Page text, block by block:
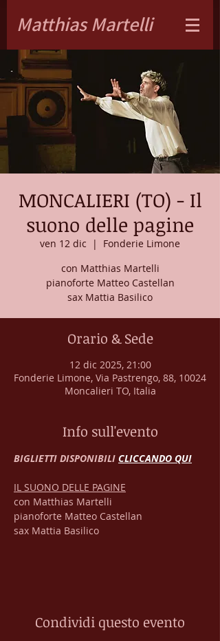
Matthias Martelli
MONCALIERI (TO) - Il
suono delle pagine
ven 12 dic
  |
Fonderie Limone
con Matthias Martelli
pianoforte Matteo Castellan
sax Mattia Basilico
Orario & Sede
12 dic 2025, 21:00
Fonderie Limone, Via Pastrengo, 88, 10024
Moncalieri TO, Italia
Info sull'evento
BIGLIETTI DISPONIBILI CLICCANDO QUI
IL SUONO DELLE PAGINE
con Matthias Martelli
pianoforte Matteo Castellan
sax Mattia Basilico
Condividi questo evento